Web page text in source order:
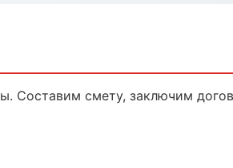
Составим смету, заключим